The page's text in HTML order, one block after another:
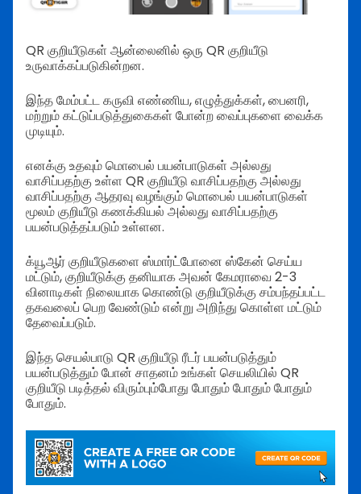
QR குறியீடுகள் ஆன்லைனில் ஒரு QR குறியீடு
உருவாக்கப்படுகின்றன.
இந்த மேம்பட்ட கருவி எண்ணிய, எழுத்துக்கள், பைனரி,
மற்றும் கட்டுப்படுத்துகைகள் போன்ற வைப்புகளை வைக்க
முடியும்.
எனக்கு உதவும் மொபைல் பயன்பாடுகள் அல்லது
வாசிப்பதற்கு உள்ள QR குறியீடு வாசிப்பதற்கு அல்லது
வாசிப்பதற்கு ஆதரவு வழங்கும் மொபைல் பயன்பாடுகள்
மூலம் குறியீடு கணக்கியல் அல்லது வாசிப்பதற்கு
பயன்படுத்தப்படும் உள்ளன.
க்யூஆர் குறியீடுகளை ஸ்மார்ட்போனை ஸ்கேன் செய்ய
மட்டும், குறியீடுக்கு தனியாக அவன் கேமராவை 2-3
வினாடிகள் நிலையாக கொண்டு குறியீடுக்கு சம்பந்தப்பட்ட
தகவலைப் பெற வேண்டும் என்று அறிந்து கொள்ள மட்டும்
தேவைப்படும்.
இந்த செயல்பாடு QR குறியீடு ரீடர் பயன்படுத்தும்
பயன்படுத்தும் போன் சாதனம் உங்கள் செயலியில் QR
குறியீடு படித்தல் விரும்பும்போது போதும் போதும் போதும்
போதும்.